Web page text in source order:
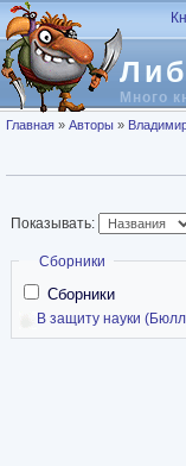
Перейти к основному
Много
Вы здесь
Главная » Авторы »
Показывать:
Скрыть
Сборники
Сборники
В защиту науки